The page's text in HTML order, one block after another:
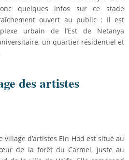
quelques infos sur ce stade
ouvert au public : Il est
urbain de l’Est de Netanya
un quartier résidentiel et
des artistes
village d’artistes Ein Hod est situé au
de la forêt du Carmel, juste au